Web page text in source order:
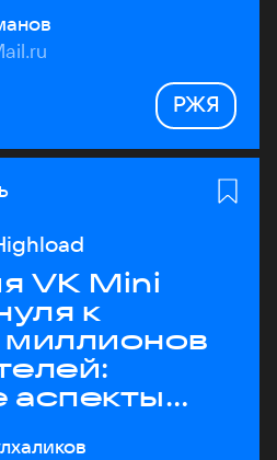
РЖЯ
VK Mini
к
миллионов
аспекты